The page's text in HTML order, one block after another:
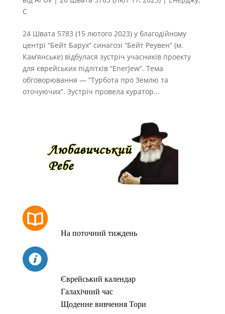
С
24 Швата 5783 (15 лютого 2023) у благодійному
центрі “Бейт Барух” синагозі “Бейт Реувен” (м.
Кам’янське) відбулася зустріч учасників проекту
для єврейських підлітків “EnerJew”. Тема
обговорювання — “Турбота про Землю та
оточуючих”. Зустріч провела куратор...
На поточний тиждень
Єврейський календар
Галахічний час
Щоденне вивчення Тори